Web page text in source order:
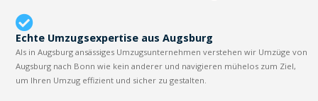
Echte Umzugsexpertise aus Augsburg
Als in Augsburg ansässiges Umzugsunternehmen verstehen wir Umzüge von
Augsburg nach Bonn wie kein anderer und navigieren mühelos zum Ziel,
um Ihren Umzug effizient und sicher zu gestalten.